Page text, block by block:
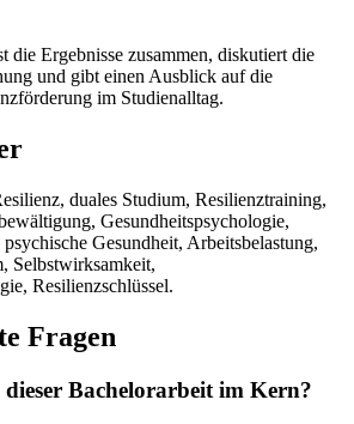
die Ergebnisse zusammen, diskutiert die
und gibt einen Ausblick auf die
im Studienalltag.
duales Studium, Resilienztraining,
Gesundheitspsychologie,
Gesundheit, Arbeitsbelastung,
Selbstwirksamkeit,
Resilienzschlüssel.
Fragen
Bachelorarbeit im Kern?